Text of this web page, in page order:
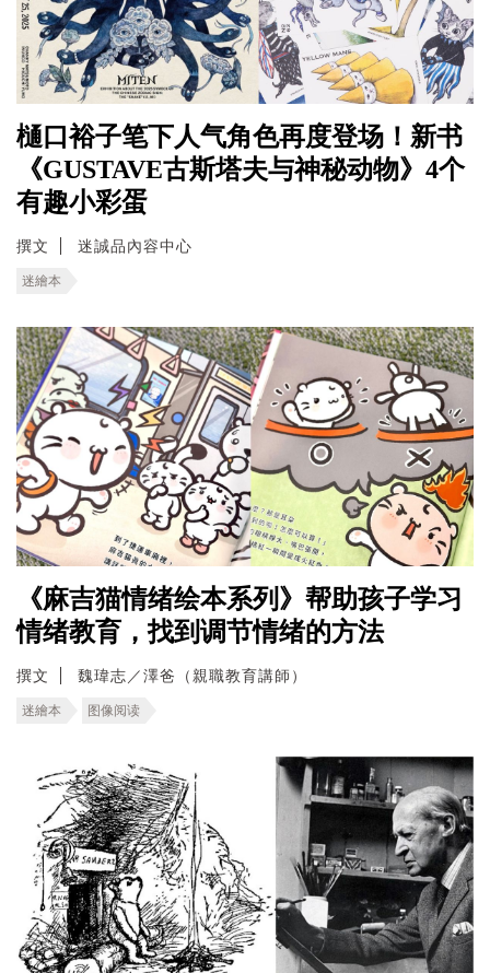
樋口裕子笔下人气角色再度登场！新书
《GUSTAVE古斯塔夫与神秘动物》4个
有趣小彩蛋
撰文 迷誠品內容中心
迷繪本
《麻吉猫情绪绘本系列》帮助孩子学习
情绪教育，找到调节情绪的方法
撰文 魏瑋志／澤爸（親職教育講師）
迷繪本 图像阅读